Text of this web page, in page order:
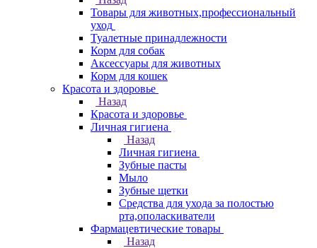
Товары для животных,профессиональный
уход
Туалетные принадлежности
Корм для собак
Аксессуары для животных
Корм для кошек
Красота и здоровье
Назад
Красота и здоровье
Личная гигиена
Назад
Личная гигиена
Зубные пасты
Мыло
Зубные щетки
Средства для ухода за полостью
рта,ополаскиватели
Фармацевтические товары
Назад